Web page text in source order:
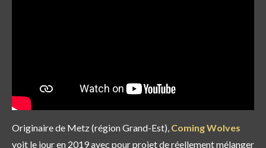
Originaire de Metz (région Grand-Est), Coming Wolves
voit le jour en 2019 avec pour projet deréellement mélanger